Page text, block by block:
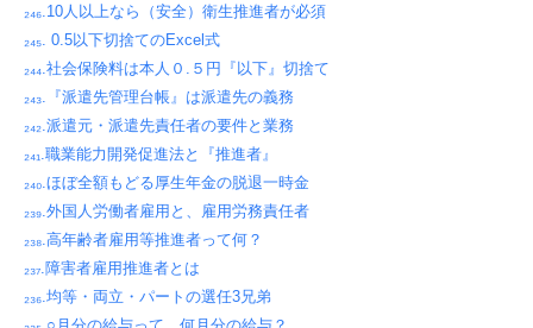
₂₄₆.10人以上なら（安全）衛生推進者が必須
₂₄₅. 0.5以下切捨てのExcel式
₂₄₄.社会保険料は本人０.５円『以下』切捨て
₂₄₃.『派遣先管理台帳』は派遣先の義務
₂₄₂.派遣元・派遣先責任者の要件と業務
₂₄₁.職業能力開発促進法と『推進者』
₂₄₀.ほぼ全額もどる厚生年金の脱退一時金
₂₃₉.外国人労働者雇用と、雇用労務責任者
₂₃₈.高年齢者雇用等推進者って何？
₂₃₇.障害者雇用推進者とは
₂₃₆.均等・両立・パートの選任3兄弟